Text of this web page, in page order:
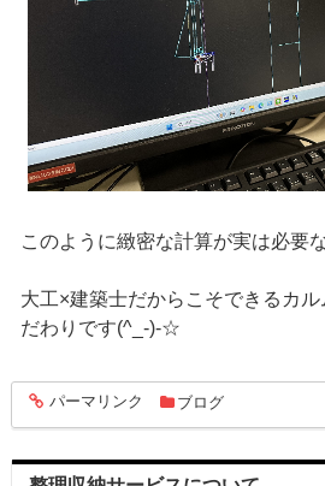
このように緻密な計算が実は必要
大工×建築士だからこそできるカ
だわりです(^_-)-☆
entry367
パーマリンク ブログ